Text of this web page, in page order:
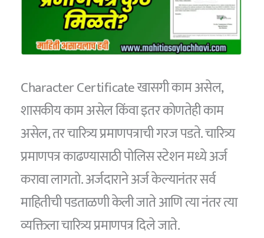
Character Certificate खासगी काम असेल,
शासकीय काम असेल किंवा इतर कोणतेही काम
असेल, तर चारित्र्य प्रमाणपत्राची गरज पडते. चारित्र्य
प्रमाणपत्र काढण्यासाठी पोलिस स्टेशन मध्ये अर्ज
करावा लागतो. अर्जदाराने अर्ज केल्यानंतर सर्व
माहितीची पडताळणी केली जाते आणि त्या नंतर त्या
व्यक्तिला चारित्र्य प्रमाणपत्र दिले जाते.